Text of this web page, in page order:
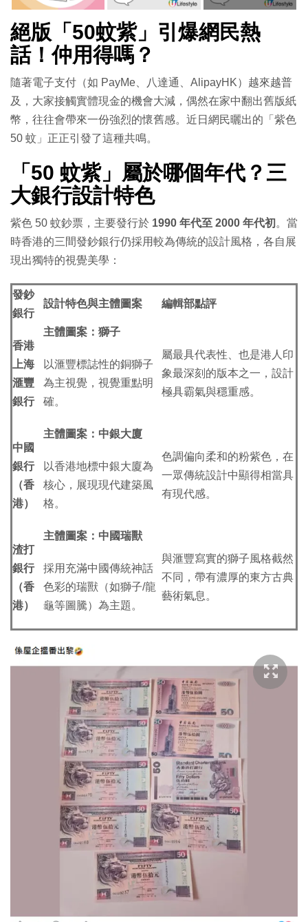
絕版「50蚊紫」引爆網民熱
話！仲用得嗎？
隨著電子支付（如 PayMe、八達通、AlipayHK）越來越普
及，大家接觸實體現金的機會大減，偶然在家中翻出舊版紙
幣，往往會帶來一份強烈的懷舊感。近日網民曬出的「紫色
50 蚊」正正引發了這種共鳴。
「50 蚊紫」屬於哪個年代？三
大銀行設計特色
紫色 50 蚊鈔票，主要發行於 1990 年代至 2000 年代初 。當
時香港的三間發鈔銀行仍採用較為傳統的設計風格，各自展
現出獨特的視覺美學：
發鈔
銀行
設計特色與主體圖案 編輯部點評
香港
上海
滙豐
銀行
主體圖案：獅子
以滙豐標誌性的銅獅子
為主視覺，視覺重點明
確。
屬最具代表性、也是港人印
象最深刻的版本之一，設計
極具霸氣與穩重感。
中國
銀行
（香
港）
主體圖案：中銀大廈
以香港地標中銀大廈為
核心，展現現代建築風
格。
色調偏向柔和的粉紫色，在
一眾傳統設計中顯得相當具
有現代感。
渣打
銀行
（香
港）
主體圖案：中國瑞獸
採用充滿中國傳統神話
色彩的瑞獸（如獅子/龍
龜等圖騰）為主題。
與滙豐寫實的獅子風格截然
不同，帶有濃厚的東方古典
藝術氣息。